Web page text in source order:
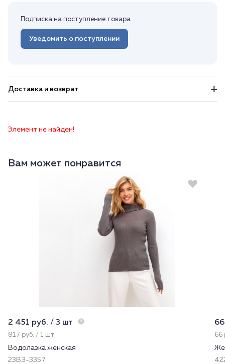
Подписка на поступление товара
Уведомить о поступлении
Доставка и возврат
Элемент не найден!
Вам может понравится
2 451 руб. / 3 шт
817 руб. / 1 шт
Водолазка женская
23ВЗ-3357
66